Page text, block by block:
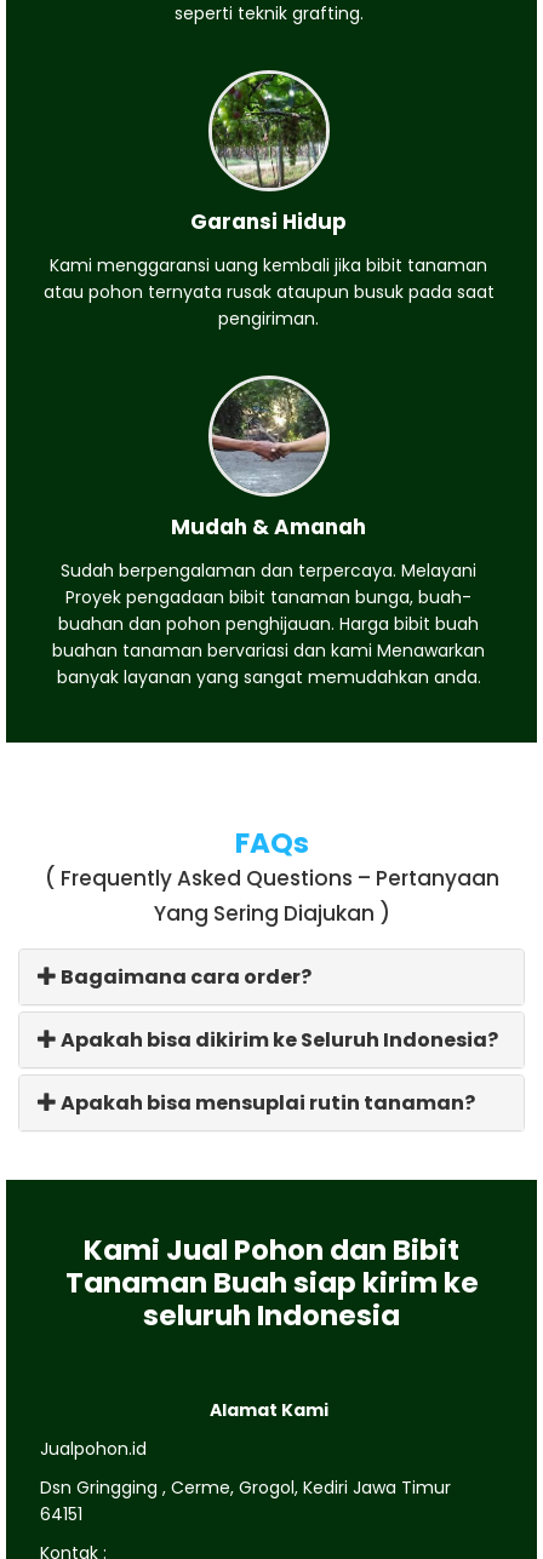
seperti teknik grafting.
Garansi Hidup
Kami menggaransi uang kembali jika bibit tanaman
atau pohon ternyata rusak ataupun busuk pada saat
pengiriman.
Mudah & Amanah
Sudah berpengalaman dan terpercaya. Melayani
Proyek pengadaan bibit tanaman bunga, buah-
buahan dan pohon penghijauan. Harga bibit buah
buahan tanaman bervariasi dan kami Menawarkan
banyak layanan yang sangat memudahkan anda.
FAQs
( Frequently Asked Questions – Pertanyaan
Yang Sering Diajukan )
Bagaimana cara order?
Apakah bisa dikirim ke Seluruh Indonesia?
Apakah bisa mensuplai rutin tanaman?
Kami Jual Pohon dan Bibit
Tanaman Buah siap kirim ke
seluruh Indonesia
Alamat Kami
Jualpohon.id
Dsn Gringging , Cerme, Grogol, Kediri Jawa Timur
64151
Kontak :